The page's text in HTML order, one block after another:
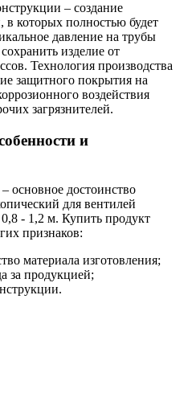
– создание
в которых полностью будет
давление на трубы
изделие от
Технология производства
защитного покрытия на
воздействия
загрязнителей.
и
основное достоинство
для вентилей
- 1,2 м. Купить продукт
признаков:
материала изготовления;
продукцией;